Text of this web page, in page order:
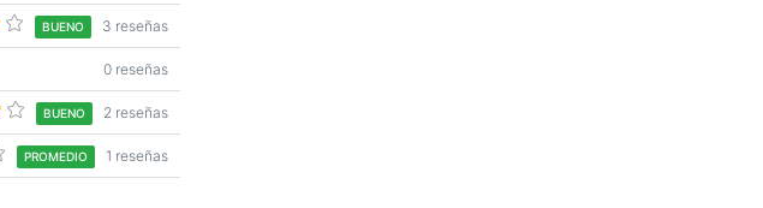
BUENO 3 reseñas
0 reseñas
BUENO 2 reseñas
PROMEDIO 1 reseñas